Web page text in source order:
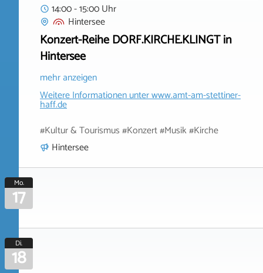
14:00 - 15:00 Uhr
Hintersee
Konzert-Reihe DORF.KIRCHE.KLINGT in
Hintersee
mehr anzeigen
Weitere Informationen unterwww.amt-am-stettiner-
haff.de
#Kultur & Tourismus #Konzert #Musik #Kirche
Hintersee
Mo.
17
Di.
18